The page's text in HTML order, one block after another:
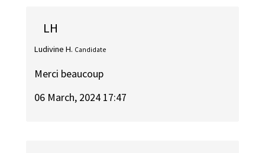
LH
Ludivine H. Candidate
Merci beaucoup
06 March, 2024 17:47